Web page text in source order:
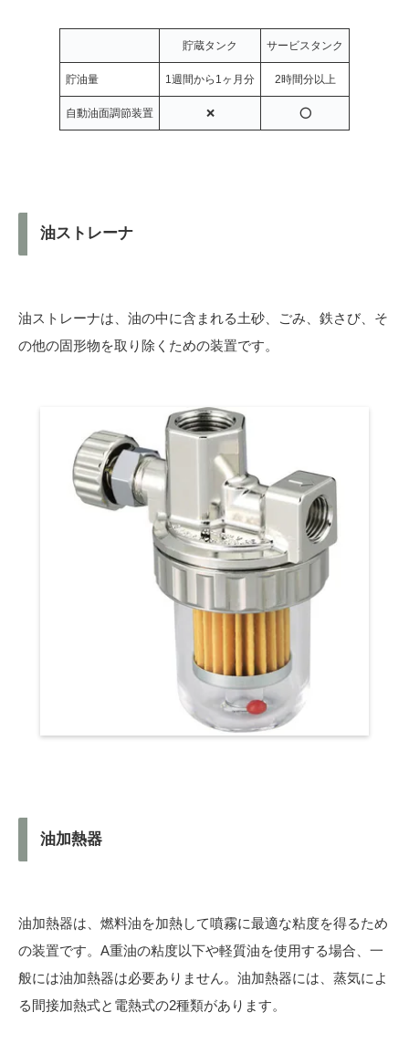
貯蔵タンク サービスタンク
貯油量 1週間から1ヶ月分 2時間分以上
自動油面調節装置 ❌ ⭕
油ストレーナ
油ストレーナは、油の中に含まれる土砂、ごみ、鉄さび、そ
の他の固形物を取り除くための装置です。
油加熱器
油加熱器は、燃料油を加熱して噴霧に最適な粘度を得るため
の装置です。A重油の粘度以下や軽質油を使用する場合、一
般には油加熱器は必要ありません。油加熱器には、蒸気によ
る間接加熱式と電熱式の2種類があります。